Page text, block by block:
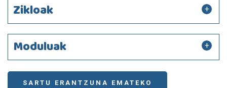
Zikloak
Moduluak
SARTU ERANTZUNA EMATEKO